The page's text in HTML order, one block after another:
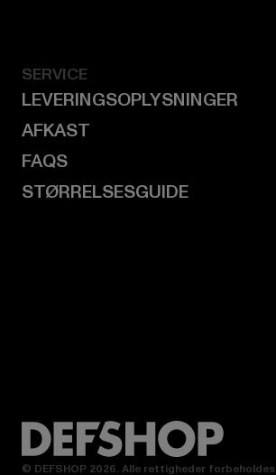
SERVICE
LEVERINGSOPLYSNINGER
AFKAST
FAQS
STØRRELSESGUIDE
© DEFSHOP 2026. Alle rettigheder forbeholdes